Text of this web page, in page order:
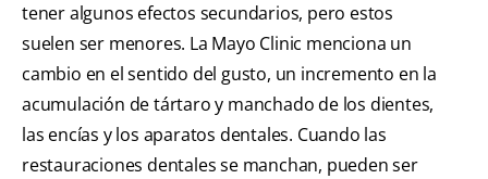
tener algunos efectos secundarios, pero estos
suelen ser menores. La Mayo Clinic menciona un
cambio en el sentido del gusto, un incremento en la
acumulación de tártaro y manchado de los dientes,
las encías y los aparatos dentales. Cuando las
restauraciones dentales se manchan, pueden ser